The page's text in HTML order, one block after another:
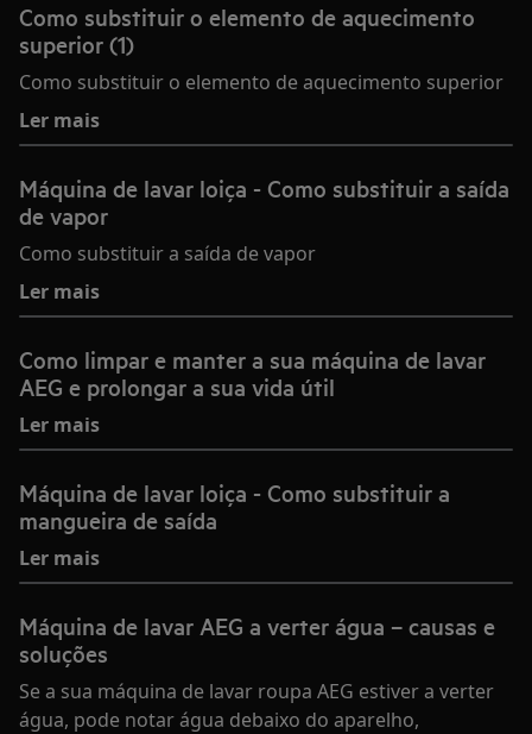
Como substituir o elemento de aquecimento
superior (1)
Como substituir o elemento de aquecimento superior
Ler mais
Máquina de lavar loiça - Como substituir a saída
de vapor
Como substituir a saída de vapor
Ler mais
Como limpar e manter a sua máquina de lavar
AEG e prolongar a sua vida útil
Ler mais
Máquina de lavar loiça - Como substituir a
mangueira de saída
Ler mais
Máquina de lavar AEG a verter água – causas e
soluções
Se a sua máquina de lavar roupa AEG estiver a verter
água, pode notar água debaixo do aparelho,